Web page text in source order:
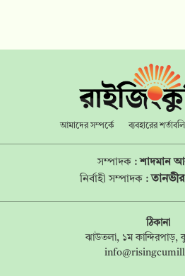
আমাদের সম্পর্কে ব্যবহারের শর্তাবলি
সম্পাদক :শাদমান
নির্বাহী সম্পাদক :
ঠিকানা
ঝাউতলা, ১ম কান্দিরপাড়,